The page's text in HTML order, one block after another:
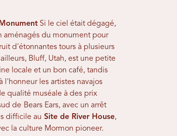
Si le ciel était dégagé,
aménagés du monument pour
d'étonnantes tours à plusieurs
Bluff, Utah, est une petite
locale et un bon café, tandis
l'honneur les artistes navajos
qualité muséale à des prix
de Bears Ears, avec un arrêt
difficile au Site de River House,
la culture Mormon pioneer.